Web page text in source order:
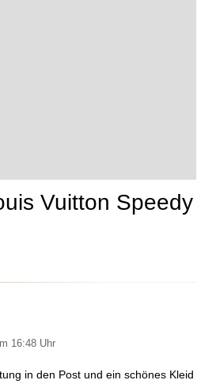
Vuitton Speedy
16:48 Uhr
in den Post und ein schönes Kleid